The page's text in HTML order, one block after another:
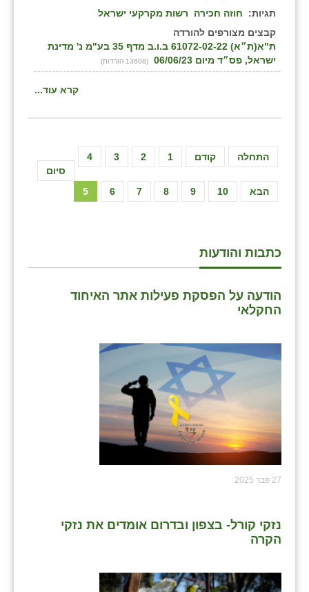
תגיות: חוזה חכירה
רשות מקרקעי ישראל
קבצים מצורפים להורדה
ת"א(ת״א) 61072-02-22 ב.ו.ב מדף 35 בע"מ נ' מדינת
ישראל, פס״ד מיום 06/06/23
(13608 הורדות)
קרא עוד...
התחלה קודם 1
2
3
4
5 6 7 8 9 10 הבא
סיום
כתבות והודעות
הודעה על הפסקת פעילות אתר האיחוד
החקלאי
27 פבר 2025
נזקי קורל- בצפון ובדרום אומדים את נזקי
הקרה